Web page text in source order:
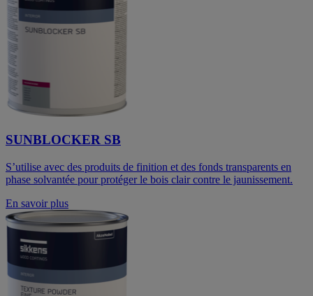
SUNBLOCKER SB
S’utilise avec des produits de finition et des fonds transparents en
phase solvantée pour protéger le bois clair contre le jaunissement.
En savoir plus